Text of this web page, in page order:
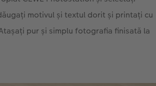
motivul și textul dorit și printați cu
pur și simplu fotografia finisată la